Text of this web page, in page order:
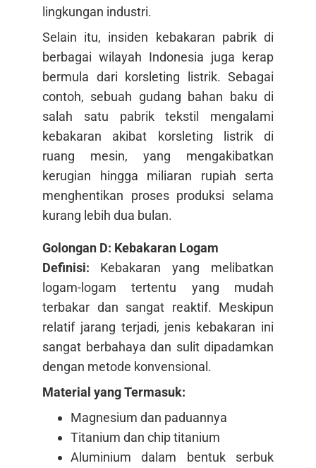
lingkungan industri.
Selain itu, insiden kebakaran pabrik di
berbagai wilayah Indonesia juga kerap
bermula dari korsleting listrik. Sebagai
contoh, sebuah gudang bahan baku di
salah satu pabrik tekstil mengalami
kebakaran akibat korsleting listrik di
ruang mesin, yang mengakibatkan
kerugian hingga miliaran rupiah serta
menghentikan proses produksi selama
kurang lebih dua bulan.
Golongan D: Kebakaran Logam
Definisi: Kebakaran yang melibatkan
logam-logam tertentu yang mudah
terbakar dan sangat reaktif. Meskipun
relatif jarang terjadi, jenis kebakaran ini
sangat berbahaya dan sulit dipadamkan
dengan metode konvensional.
Material yang Termasuk:
Magnesium dan paduannya
Titanium dan chip titanium
Aluminium dalam bentuk serbuk